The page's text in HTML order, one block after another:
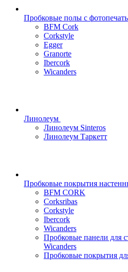
Пробковые полы с
BFM Cork
Corkstyle
Egger
Granorte
Ibercork
Wicanders
Линолеум
Линолеум Sinteros
Линолеум Таркетт
Пробковые покрытия
BFM CORK
Corksribas
Corkstyle
Ibercork
Wicanders
Пробковые панели для
Wicanders
Пробковые покрытия